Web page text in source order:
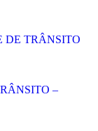
DE TRÂNSITO
–